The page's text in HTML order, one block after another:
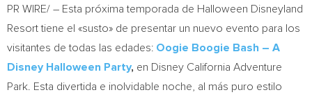
PR WIRE/ – Esta próxima temporada de Halloween Disneyland
Resort tiene el «susto» de presentar un nuevo evento para los
visitantes de todas las edades: Oogie Boogie Bash – A
Disney Halloween Party, en Disney California Adventure
Park. Esta divertida e inolvidable noche, al más puro estilo